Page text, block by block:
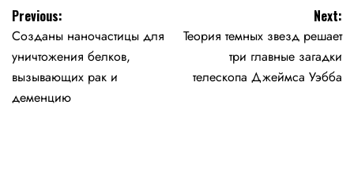
Навигация
по
записям
Previous:
Созданы наночастицы для
уничтожения белков,
вызывающих рак и
деменцию
Next:
Теория темных звезд решает
три главные загадки
телескопа Джеймса Уэбба